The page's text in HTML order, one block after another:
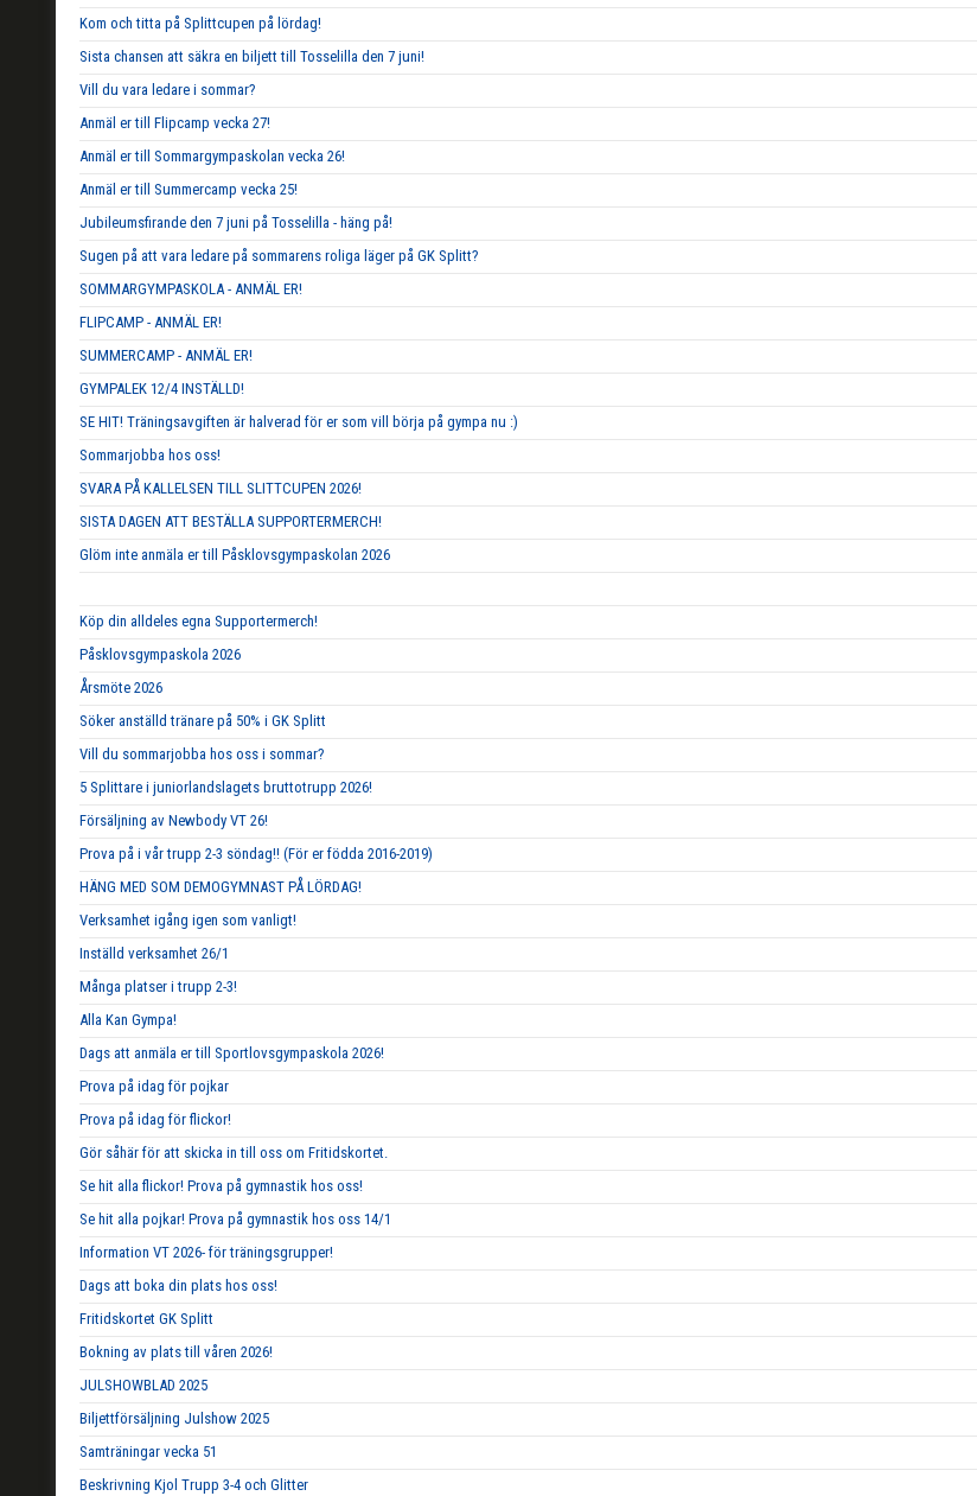
Kom och titta på Splittcupen på lördag!
Sista chansen att säkra en biljett till Tosselilla den 7 juni!
Vill du vara ledare i sommar?
Anmäl er till Flipcamp vecka 27!
Anmäl er till Sommargympaskolan vecka 26!
Anmäl er till Summercamp vecka 25!
Jubileumsfirande den 7 juni på Tosselilla - häng på!
Sugen på att vara ledare på sommarens roliga läger på GK Splitt?
SOMMARGYMPASKOLA - ANMÄL ER!
FLIPCAMP - ANMÄL ER!
SUMMERCAMP - ANMÄL ER!
GYMPALEK 12/4 INSTÄLLD!
SE HIT! Träningsavgiften är halverad för er som vill börja på gympa nu :)
Sommarjobba hos oss!
SVARA PÅ KALLELSEN TILL SLITTCUPEN 2026!
SISTA DAGEN ATT BESTÄLLA SUPPORTERMERCH!
Glöm inte anmäla er till Påsklovsgympaskolan 2026
Köp din alldeles egna Supportermerch!
Påsklovsgympaskola 2026
Årsmöte 2026
Söker anställd tränare på 50% i GK Splitt
Vill du sommarjobba hos oss i sommar?
5 Splittare i juniorlandslagets bruttotrupp 2026!
Försäljning av Newbody VT 26!
Prova på i vår trupp 2-3 söndag!! (För er födda 2016-2019)
HÄNG MED SOM DEMOGYMNAST PÅ LÖRDAG!
Verksamhet igång igen som vanligt!
Inställd verksamhet 26/1
Många platser i trupp 2-3!
Alla Kan Gympa!
Dags att anmäla er till Sportlovsgympaskola 2026!
Prova på idag för pojkar
Prova på idag för flickor!
Gör såhär för att skicka in till oss om Fritidskortet.
Se hit alla flickor! Prova på gymnastik hos oss!
Se hit alla pojkar! Prova på gymnastik hos oss 14/1
Information VT 2026- för träningsgrupper!
Dags att boka din plats hos oss!
Fritidskortet GK Splitt
Bokning av plats till våren 2026!
JULSHOWBLAD 2025
Biljettförsäljning Julshow 2025
Samträningar vecka 51
Beskrivning Kjol Trupp 3-4 och Glitter